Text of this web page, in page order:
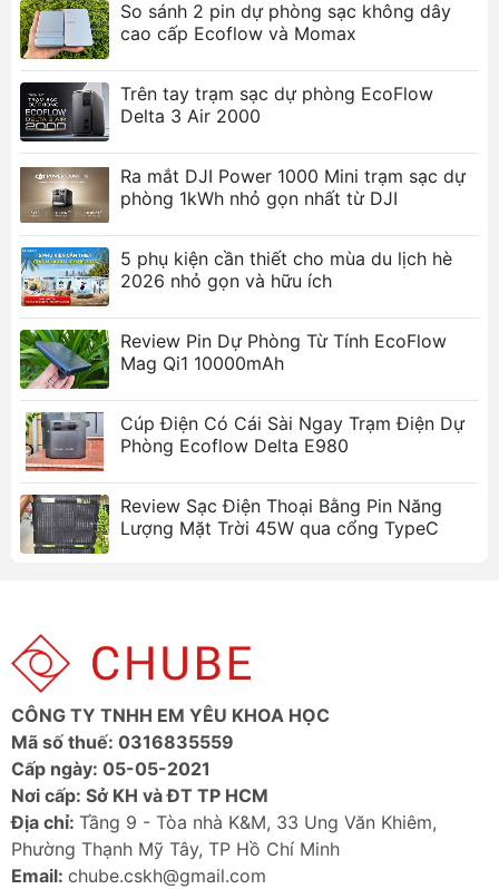
và cổng USB-C tiện lợi.
Công suất mạnh mẽ (X-Boost 1600W):
suất 800W tiêu chuẩn và khả năng X-Boost lên
1600W giúp chạy các thiết bị công suất lớn
như máy sấy tóc hay máy pha cà phê.
Chuyển đổi EPS <30ms:
sang nguồn dự phòng dưới 30 mili giây khi
mất điện, bảo vệ các thiết bị nhạy cảm như bể
cá hay thiết bị y tế.
Thiết kế di động (7.8kg):Trọng lượng nhẹ và
thiết kế nhỏ gọn, lý tưởng cho các hoạt động
ngoài trời, picnic, hay dã ngoại.
BMS bảo vệ thông minh:Hệ thống quản lý pin
(BMS) tiên tiến giám sát điện áp, dòng điện và
nhiệt độ, tối đa hóa tuổi thọ pin.
Điều khiển qua ứng dụng: Dễ dàng giám sát
và điều khiển trạm sạc từ xa qua Wi-Fi hoặc
Bluetooth bằng ứng dụng EcoFlow.
Ảnh sản phẩm
Thông số kỹ thuật
So sánh 2 pin dự phòng sạc không dây
cao cấp Ecoflow và Momax
Trên tay trạm sạc dự phòng EcoFlow
Delta 3 Air 2000
Ra mắt DJI Power 1000 Mini trạm sạc dự
phòng 1kWh nhỏ gọn nhất từ DJI
5 phụ kiện cần thiết cho mùa du lịch hè
2026 nhỏ gọn và hữu ích
Review Pin Dự Phòng Từ Tính EcoFlow
Mag Qi1 10000mAh
Cúp Điện Có Cái Sài Ngay Trạm Điện Dự
Phòng Ecoflow Delta E980
Review Sạc Điện Thoại Bằng Pin Năng
Lượng Mặt Trời 45W qua cổng TypeC
CÔNG TY TNHH EM YÊU KHOA HỌC
Mã số thuế: 0316835559
Cấp ngày: 05-05-2021
Nơi cấp: Sở KH và ĐT TP HCM
Địa chỉ: Tầng 9 - Tòa nhà K&M, 33 Ung Văn Khiêm,
Phường Thạnh Mỹ Tây, TP Hồ Chí Minh
Email: chube.cskh@gmail.com